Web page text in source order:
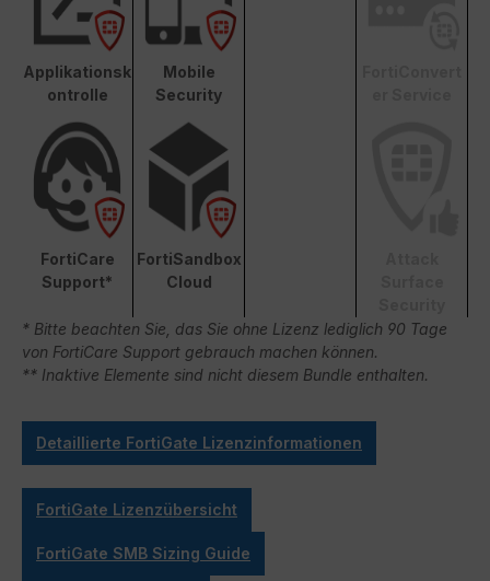
Applikationsk
ontrolle
Mobile
Security
FortiCare
Support*
FortiSandbox
Cloud
* Bitte beachten Sie, das Sie ohne Lizenz lediglich 90 Tage
von FortiCare Support gebrauch machen können.
** Inaktive Elemente sind nicht diesem Bundle enthalten.
Detaillierte FortiGate Lizenzinformationen
FortiGate Lizenzübersicht
FortiGate SMB Sizing Guide